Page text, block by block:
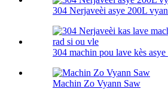
304 Nerjaveèi asye 200L
304 machin pou lave kès
Machin Zo Vyann Saw